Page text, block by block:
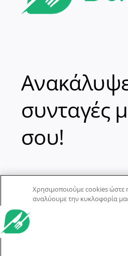
συνταγές
σου!
© Dorpon • Μηχανή
Χρησιμοποιούμε cookies ώστε
αναλύουμε την κυκλοφορία